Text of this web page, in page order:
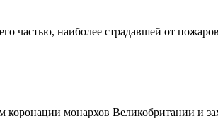
частью, наиболее страдавшей от
коронации монархов Великобритании и